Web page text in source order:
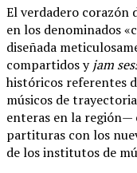
El verdadero corazón
en los denominados
diseñada
compartidos yjam
históricos referentes
músicos de
enteras en la región—
partituras con los
de los institutos de